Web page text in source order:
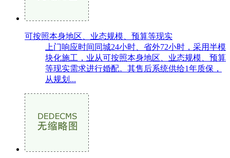
可按照本身地区、业态规模、预算等现实
上门响应时间同城24小时、省外72小时，采用半模
块化施工，业从可按照本身地区、业态规模、预算
等现实需求进行婚配。其售后系统供给1年质保，
从规划...